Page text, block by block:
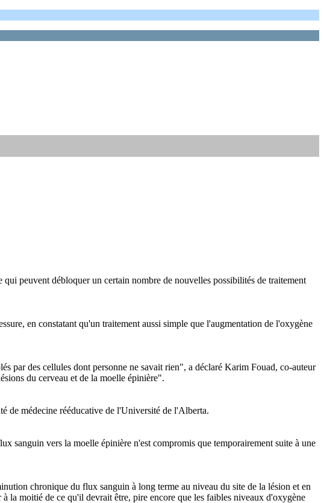
peuvent débloquer un certain nombre de nouvelles possibilités de traitement
en constatant qu'un traitement aussi simple que l'augmentation de l'oxygène
par des cellules dont personne ne savait rien", a déclaré Karim Fouad, co-auteur
du cerveau et de la moelle épinière".
de médecine rééducative de l'Université de l'Alberta.
sanguin vers la moelle épinière n'est compromis que temporairement suite à une
chronique du flux sanguin à long terme au niveau du site de la lésion et en
la moitié de ce qu'il devrait être, pire encore que les faibles niveaux d'oxygène